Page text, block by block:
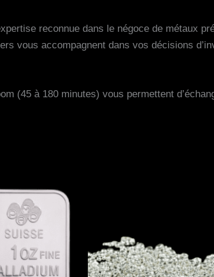
reconnue dans le négoce de métaux
vous accompagnent dans vos décisions
(45 à 180 minutes) vous permettent